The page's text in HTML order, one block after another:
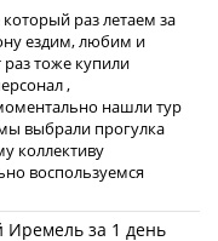
раз летаем за
ездим, любим и
раз тоже купили
,
нашли тур
выбрали прогулка
коллективу
воспользуемся